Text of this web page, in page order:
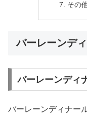
その
バーレーンデ
バーレーンディ
バーレーンディナー